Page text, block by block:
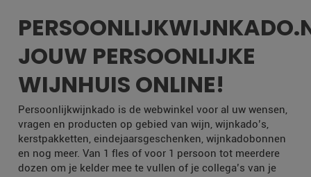
JOUW PERSOONLIJKE
WIJNHUIS ONLINE!
Persoonlijkwijnkado is de webwinkel voor al uw wensen,
vragen en producten op gebied van wijn, wijnkado’s,
kerstpakketten, eindejaarsgeschenken, wijnkadobonnen
en nog meer. Van 1 fles of voor 1 persoon tot meerdere
dozen om je kelder mee te vullen of je collega’s van je